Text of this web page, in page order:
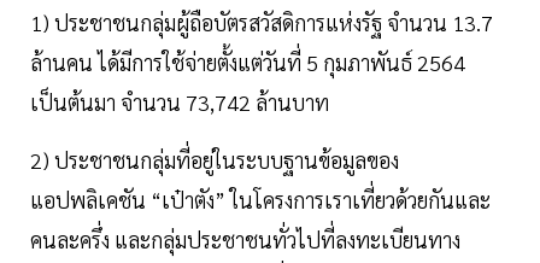
1) ประชาชนกลุ่มผู้ถือบัตรสวัสดิการแห่งรัฐ จำนวน 13.7
ล้านคน ได้มีการใช้จ่ายตั้งแต่วันที่ 5 กุมภาพันธ์ 2564
เป็นต้นมา จำนวน 73,742 ล้านบาท
2) ประชาชนกลุ่มที่อยู่ในระบบฐานข้อมูลของ
แอปพลิเคชัน “เป๋าตัง” ในโครงการเราเที่ยวด้วยกันและ
คนละครึ่ง และกลุ่มประชาชนทั่วไปที่ลงทะเบียนทาง